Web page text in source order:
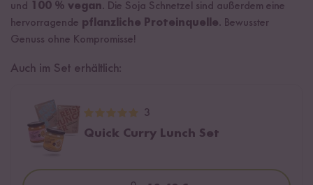
und
100 % vegan. Die Soja Schnetzel sind außerdem eine
hervorragende pflanzliche Proteinquelle. Bewusster
Genuss ohne Kompromisse!
Auch im Set erhältlich:
3
Quick Curry Lunch Set